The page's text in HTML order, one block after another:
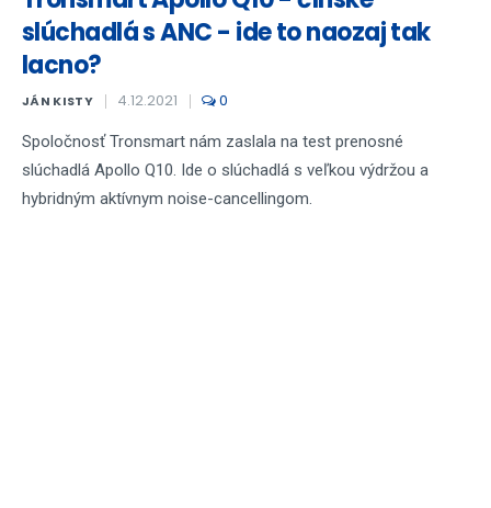
slúchadlá s ANC - ide to naozaj tak
lacno?
JÁN KISTY 4.12.2021 0
Spoločnosť Tronsmart nám zaslala na test prenosné
slúchadlá Apollo Q10. Ide o slúchadlá s veľkou výdržou a
hybridným aktívnym noise-cancellingom.